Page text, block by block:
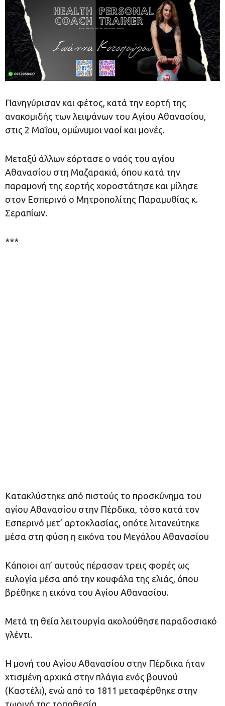
Πανηγύρισαν και φέτος, κατά την εορτή της
ανακομιδής των λειψάνων του Αγίου Αθανασίου,
στις 2 Μαΐου, ομώνυμοι ναοί και μονές.
Μεταξύ άλλων εόρτασε ο ναός του αγίου
Αθανασίου στη Μαζαρακιά, όπου κατά την
παραμονή της εορτής χοροστάτησε και μίλησε
στον Εσπερινό ο Μητροπολίτης Παραμυθίας κ.
Σεραπίων.
***
Κατακλύστηκε από πιστούς το προσκύνημα του
αγίου Αθανασίου στην Πέρδικα, τόσο κατά τον
Εσπερινό μετ’ αρτοκλασίας, οπότε λιτανεύτηκε
μέσα στη φύση η εικόνα του Μεγάλου Αθανασίου
Κάποιοι απ’ αυτούς πέρασαν τρεις φορές ως
ευλογία μέσα από την κουφάλα της ελιάς, όπου
βρέθηκε η εικόνα του Αγίου Αθανασίου.
Μετά τη θεία λειτουργία ακολούθησε παραδοσιακό
γλέντι.
Η μονή του Αγίου Αθανασίου στην Πέρδικα ήταν
χτισμένη αρχικά στην πλάγια ενός βουνού
(Καστέλι), ενώ από το 1811 μεταφέρθηκε στην
τωρινή της τοποθεσία.